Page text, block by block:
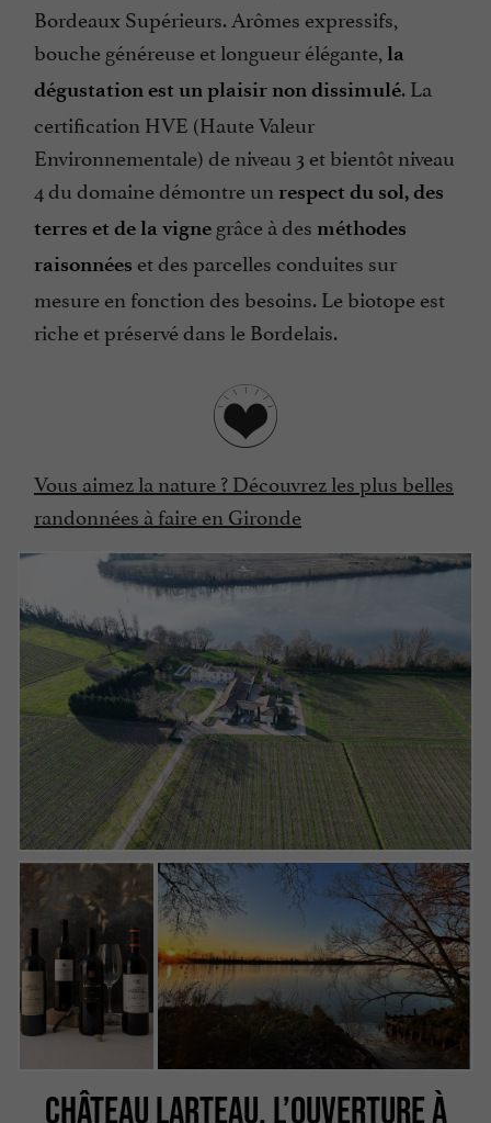
Bordeaux Supérieurs. Arômes expressifs,
bouche généreuse et longueur élégante, la
dégustation est un plaisir non dissimulé. La
certification HVE (Haute Valeur
Environnementale) de niveau 3 et bientôt niveau
4 du domaine démontre un respect du sol, des
terres et de la vigne grâce à des méthodes
raisonnées et des parcelles conduites sur
mesure en fonction des besoins. Le biotope est
riche et préservé dans le Bordelais.
Vous aimez la nature ? Découvrez les plus belles
randonnées à faire en Gironde
CHÂTEAU LARTEAU, L’OUVERTURE À